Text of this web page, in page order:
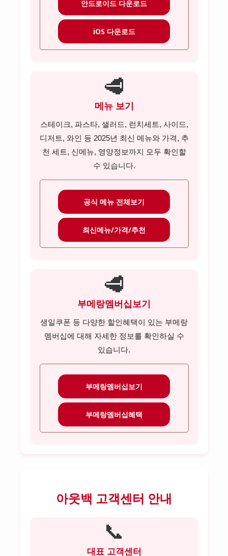
안드로이드 다운로드
iOS 다운로드
🥩
메뉴 보기
스테이크, 파스타, 샐러드, 런치세트, 사이드,
디저트, 와인 등 2025년 최신 메뉴와 가격, 추
천 세트, 신메뉴, 영양정보까지 모두 확인할
수 있습니다.
공식 메뉴 전체보기
최신메뉴/가격/추천
🥩
부메랑멤버십보기
생일쿠폰 등 다양한 할인혜택이 있는 부메랑
멤버십에 대해 자세한 정보를 확인하실 수
있습니다.
부메랑멤버십보기
부메랑멤버십혜택
아웃백 고객센터 안내
📞
대표 고객센터